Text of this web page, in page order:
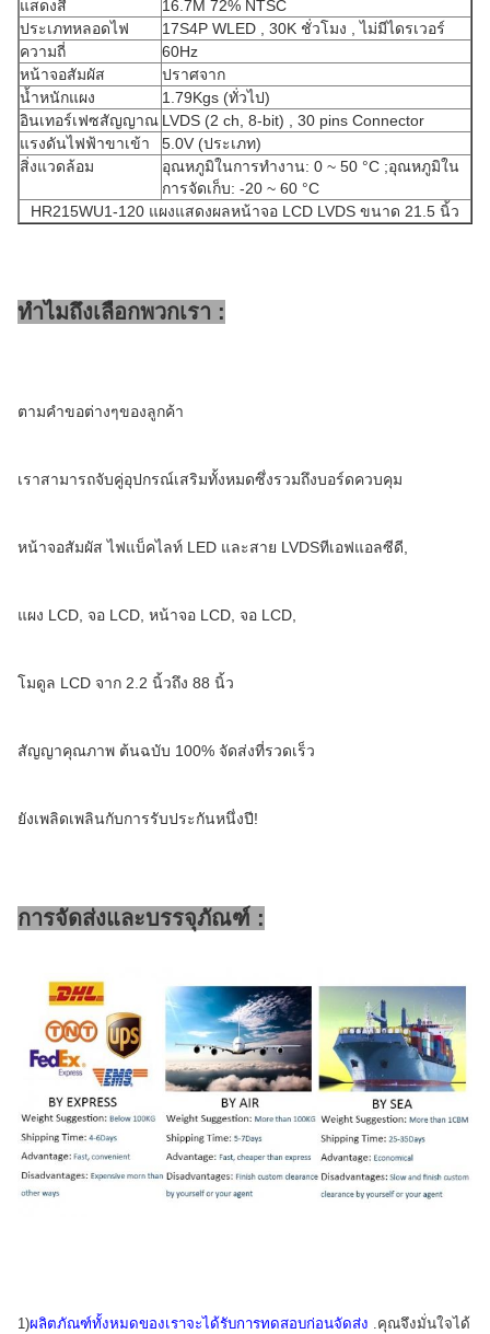
แสดงสี
16.7M 72% NTSC
ประเภทหลอดไฟ
17S4P WLED , 30K ชั่วโมง , ไม่มีไดรเวอร์
ความถี่
60Hz
หน้าจอสัมผัส
ปราศจาก
น้ำหนักแผง
1.79Kgs (ทั่วไป)
อินเทอร์เฟซสัญญาณ LVDS (2 ch, 8-bit) , 30 pins Connector
แรงดันไฟฟ้าขาเข้า
5.0V (ประเภท)
สิ่งแวดล้อม
อุณหภูมิในการทำงาน: 0 ~ 50 °C ;อุณหภูมิใน
การจัดเก็บ: -20 ~ 60 °C
HR215WU1-120 แผงแสดงผลหน้าจอ LCD LVDS ขนาด 21.5 นิ้ว
ทำไมถึงเลือกพวกเรา :
ตามคำขอต่างๆของลูกค้า
เราสามารถจับคู่อุปกรณ์เสริมทั้งหมดซึ่งรวมถึงบอร์ดควบคุม
หน้าจอสัมผัส ไฟแบ็คไลท์ LED และสาย LVDSทีเอฟแอลซีดี,
แผง LCD, จอ LCD, หน้าจอ LCD, จอ LCD,
โมดูล LCD จาก 2.2 นิ้วถึง 88 นิ้ว
สัญญาคุณภาพ ต้นฉบับ 100% จัดส่งที่รวดเร็ว
ยังเพลิดเพลินกับการรับประกันหนึ่งปี!
การจัดส่งและบรรจุภัณฑ์ :
1)ผลิตภัณฑ์ทั้งหมดของเราจะได้รับการทดสอบก่อนจัดส่ง .คุณจึงมั่นใจได้